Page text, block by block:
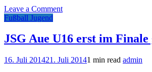
Leave a Commenton
am
13.
2014
Fußball Jugend
JSG Aue U16 erst im Finale
16. Juli 201421. Juli 20141 min read admin